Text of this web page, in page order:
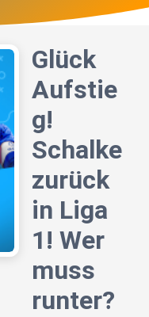
Glück
Aufstie
g!
Schalke
zurück
in Liga
1! Wer
muss
runter?